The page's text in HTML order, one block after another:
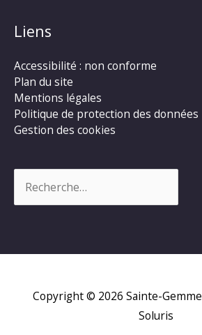
Liens
Accessibilité : non conforme
Plan du site
Mentions légales
Politique de protection des données
Gestion des cookies
Copyright © 2026 Sainte-Gemme
Soluris